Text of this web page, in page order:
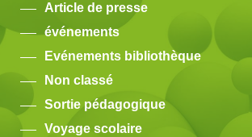
Article de presse
événements
Evénements bibliothèque
Non classé
Sortie pédagogique
Voyage scolaire